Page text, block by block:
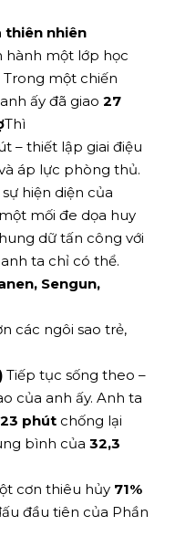
thiên nhiên
hành một lớp học
Trong một chiến
ấy đã giao 27
Thì
– thiết lập giai điệu
áp lực phòng thủ.
hiện diện của
mối đe dọa huy
dữ tấn công với
ta chỉ có thể.
Sengun,
các ngôi sao trẻ,
Tiếp tục sống theo –
của anh ấy. Anh ta
phút chống lại
bình của 32,3
cơn thiêu hủy 71%
đầu tiên của Phần